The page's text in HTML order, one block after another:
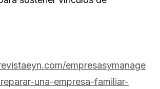
empresasymanage
una-empresa-familiar-